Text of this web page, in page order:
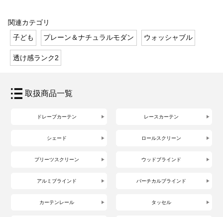
関連カテゴリ
子ども
プレーン＆ナチュラルモダン ウォッシャブル
透け感ランク2
取扱商品一覧
ドレープカーテン レースカーテン
シェード ロールスクリーン
プリーツスクリーン ウッドブラインド
アルミブラインド バーチカルブラインド
カーテンレール タッセル